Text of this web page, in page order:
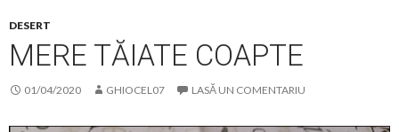
DESERT
MERE TĂIATE COAPTE
01/04/2020 GHIOCEL07 LASĂ UN COMENTARIU